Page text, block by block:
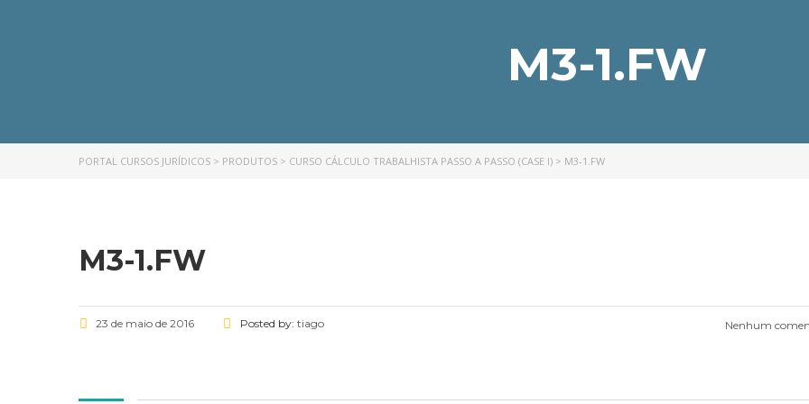
M3-1.FW
PORTAL CURSOS JURÍDICOS > PRODUTOS > CURSO CÁLCULO TRABALHISTA PASSO A PASSO (CASE I) > M3-1.FW
M3-1.FW
23 de maio de 2016 Posted by: tiago Nenhum